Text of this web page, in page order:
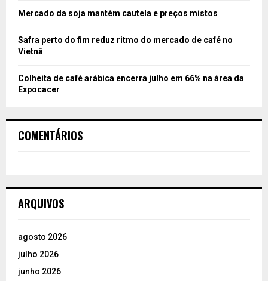
Mercado da soja mantém cautela e preços mistos
Safra perto do fim reduz ritmo do mercado de café no
Vietnã
Colheita de café arábica encerra julho em 66% na área da
Expocacer
COMENTÁRIOS
ARQUIVOS
agosto 2026
julho 2026
junho 2026